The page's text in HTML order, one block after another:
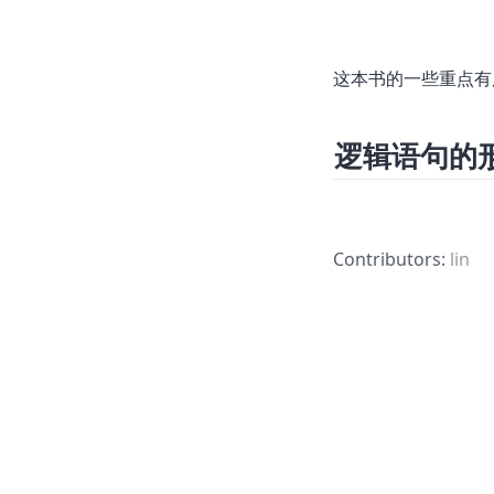
这本书的一些重点
逻辑语句的
Contributors: lin